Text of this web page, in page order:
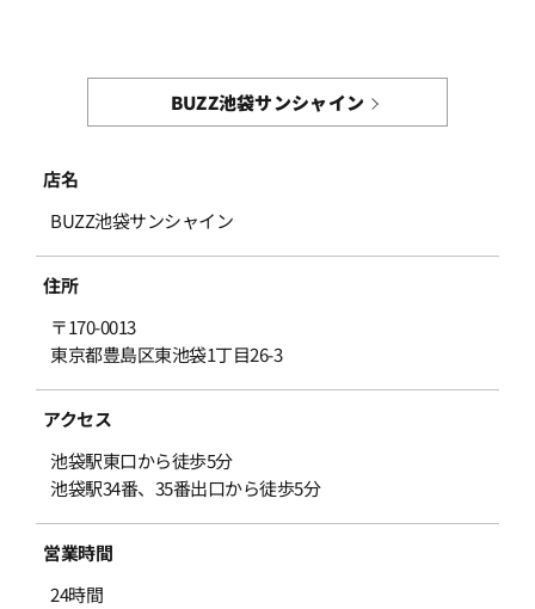
BUZZ池袋サンシャイン
店名
BUZZ池袋サンシャイン
住所
〒170-0013
東京都豊島区東池袋1丁目26-3
アクセス
池袋駅東口から徒歩5分
池袋駅34番、35番出口から徒歩5分
営業時間
24時間